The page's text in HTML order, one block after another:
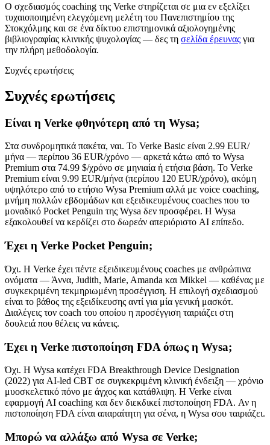
Ο σχεδιασμός coaching της Verke στηρίζεται σε μια εν εξελίξει
τυχαιοποιημένη ελεγχόμενη μελέτη του Πανεπιστημίου της
Στοκχόλμης και σε ένα δίκτυο επιστημονικά αξιολογημένης
βιβλιογραφίας κλινικής ψυχολογίας — δες τη σελίδα έρευνας για
την πλήρη μεθοδολογία.
Συχνές ερωτήσεις
Συχνές ερωτήσεις
Είναι η Verke φθηνότερη από τη Wysa;
Στα συνδρομητικά πακέτα, ναι. Το Verke Basic είναι 2.99 EUR/
μήνα — περίπου 36 EUR/χρόνο — αρκετά κάτω από το Wysa
Premium στα 74.99 $/χρόνο σε μηνιαία ή ετήσια βάση. Το Verke
Premium είναι 9.99 EUR/μήνα (περίπου 120 EUR/χρόνο), ακόμη
υψηλότερο από το ετήσιο Wysa Premium αλλά με voice coaching,
μνήμη πολλών εβδομάδων και εξειδικευμένους coaches που το
μοναδικό Pocket Penguin της Wysa δεν προσφέρει. Η Wysa
εξακολουθεί να κερδίζει στο δωρεάν απεριόριστο AI επίπεδο.
Έχει η Verke Pocket Penguin;
Όχι. Η Verke έχει πέντε εξειδικευμένους coaches με ανθρώπινα
ονόματα — Άννα, Judith, Marie, Amanda και Mikkel — καθένας με
συγκεκριμένη τεκμηριωμένη προσέγγιση. Η επιλογή σχεδιασμού
είναι το βάθος της εξειδίκευσης αντί για μία γενική μασκότ.
Διαλέγεις τον coach του οποίου η προσέγγιση ταιριάζει στη
δουλειά που θέλεις να κάνεις.
Έχει η Verke πιστοποίηση FDA όπως η Wysa;
Όχι. Η Wysa κατέχει FDA Breakthrough Device Designation
(2022) για AI-led CBT σε συγκεκριμένη κλινική ένδειξη — χρόνιο
μυοσκελετικό πόνο με άγχος και κατάθλιψη. Η Verke είναι
εφαρμογή AI coaching και δεν διεκδικεί πιστοποίηση FDA. Αν η
πιστοποίηση FDA είναι απαραίτητη για σένα, η Wysa σου ταιριάζει.
Μπορώ να αλλάξω από Wysa σε Verke;